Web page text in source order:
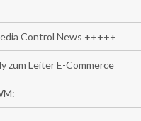
Control News +++++
zum Leiter E-Commerce